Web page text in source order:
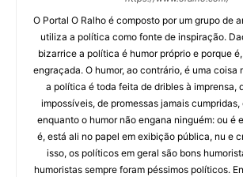
O Portal O Ralho é composto por um grupo de
utiliza a política como fonte de inspiração.
bizarrice a política é humor próprio e porque
engraçada. O humor, ao contrário, é uma coisa
a política é toda feita de dribles à imprensa,
impossíveis, de promessas jamais
enquanto o humor não engana ninguém: ou é
é, está ali no papel em exibição pública, nu e
isso, os políticos em geral são bons
humoristas sempre foram péssimos políticos.